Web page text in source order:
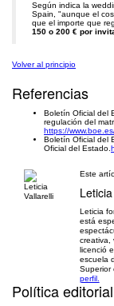
Según indica la
Spain, "aunque el
que el importe que
150 o 200 € por
Volver al principio
Referencias
Boletín Oficial del
regulación del
https://
Boletín Oficial del
Oficial del Estado.
Este
Leticia
está
creativa,
licenció
escuela
Superior
perfil.
Política